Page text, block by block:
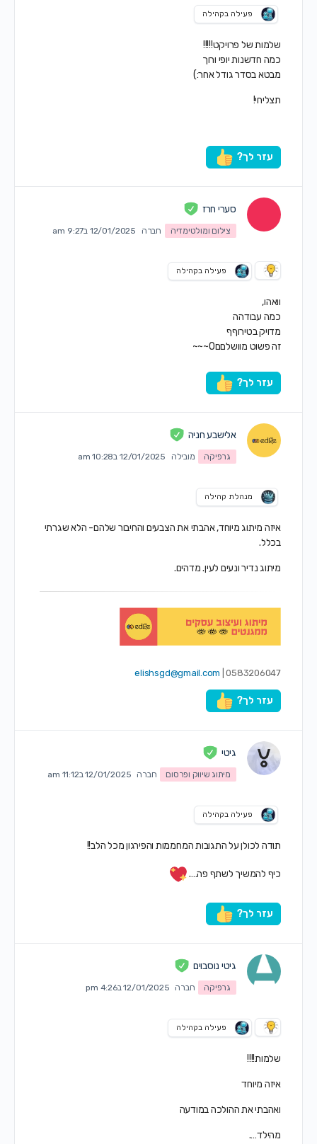
פעילה בקהילה
שלמות של פרויקט!!!!!
כמה חדשנות יופי ורוך
מבטא בסדר גודל אחר:)
תצליחי!
עזר לך?
סערי חרז
צילום ומולטימדיה חברה 12/01/2025 ב9:27 am
פעילה בקהילה
וואהו,
כמה עבודהה
מדויק בטירוףף
זה פשוט מוושלםםO~~~
עזר לך?
אלישבע חניה
גרפיקה מובילה 12/01/2025 ב10:28 am
מנהלת קהילה
איזה מיתוג מיוחד, אהבתי את הצבעים והחיבור שלהם- הלא שגרתי
בכלל.
מיתוג נדיר ונעים לעין. מדהים.
0583206047 |
elishsgd@gmail.com
עזר לך?
גיטי
מיתוג שיווק ופרסום חברה 12/01/2025 ב11:12 am
פעילה בקהילה
תודה לכולן על התגובות המחממות והפירגון מכל הלב!!
כיף להמשיך לשתף פה….
עזר לך?
גיטי נוסבוים
גרפיקה חברה 12/01/2025 ב4:26 pm
פעילה בקהילה
שלמות!!!!
איזה מיוחד
ואהבתי את ההולכה במודעה
מהילד….